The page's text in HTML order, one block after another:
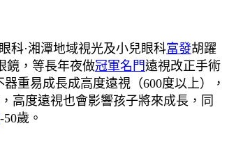
科·湘潭地域視光及小兒眼科富發胡躍
鏡，等長年夜做冠軍名門遠視改正手術
重易成長成高度遠視（600度以上），
高度遠視也會影響孩子將來成長，同
-50歲。